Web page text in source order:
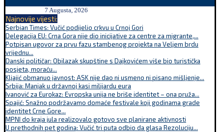
7 Augusta, 2026
Najnovije vijesti:
Serbian Times: Vučić podijelio crkvu u Crnoj Gori
Delegacija EU: Crna Gora nije dio inicijative za centre za migrante,...
Potpisan ugovor za prvu fazu stambenog projekta na Veljem brdu
vrijednu...
Danski političar: Obilazak skupštine s Dajkovićem više bio turistička
posjeta, moraću...
Kljajić obmanuo javnost: ASK nije dao ni usmeno ni pisano mišljenje...
Srbija: Manjak u državnoj kasi milijardu eura
Ivanović za Eurokaz: Evropska unija ne briše identitet – ona pruža...
Spajić: Snažno podržavamo domaće festivale koji godinama grade
identitet Crne Gore...
MPNI do kraja jula realizovalo gotovo sve planirane aktivnosti
U prethodnih pet godina: Vučić tri puta odbio da glasa Rezoluciju...